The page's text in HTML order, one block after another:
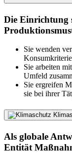
Die Einrichtung
Sie wenden
Sie arbeiten
Umfeld
Sie ergreifen
sie bei ihrer
Als globale
Entität